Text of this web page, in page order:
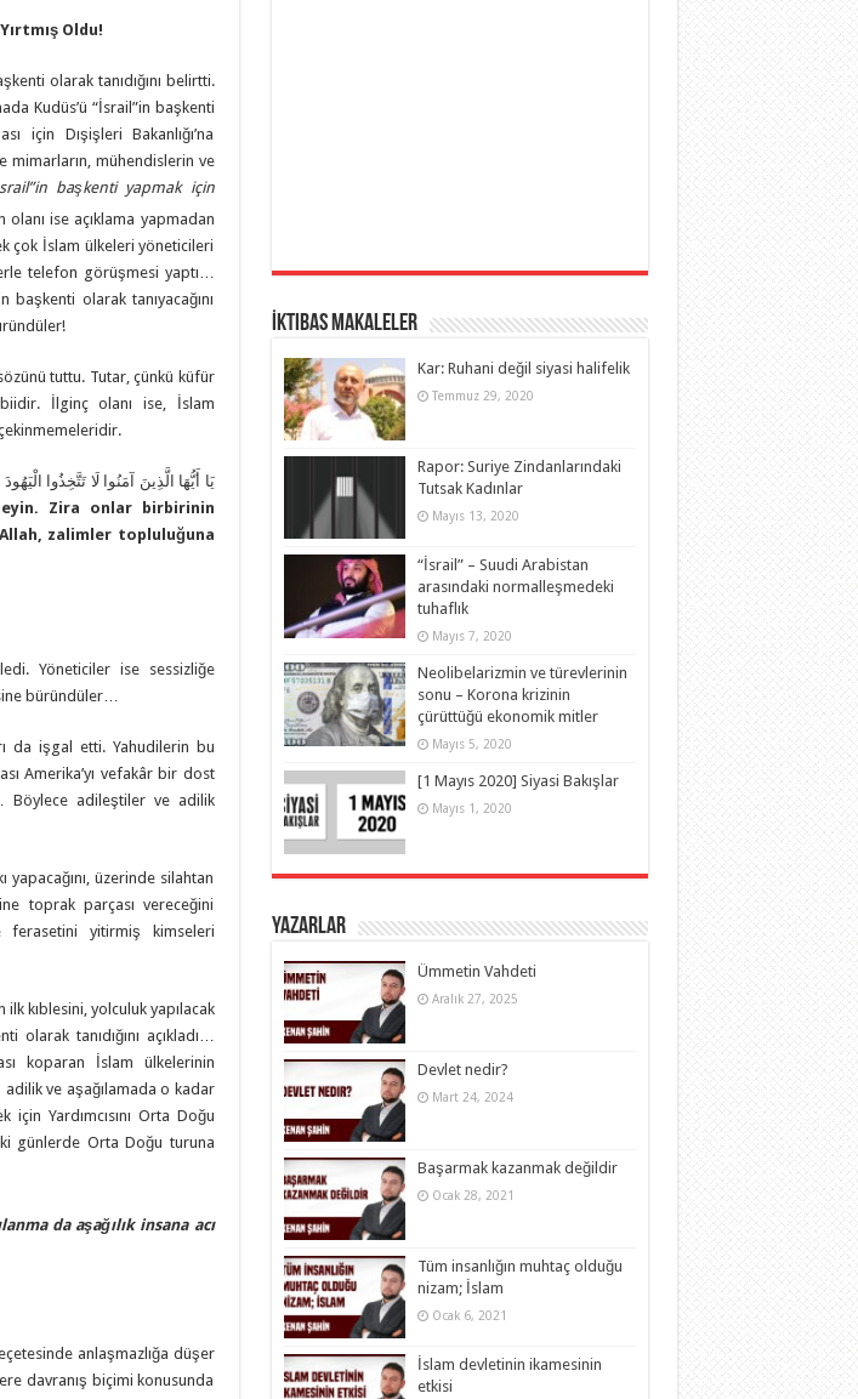
Oldu!
olarak tanıdığını belirtti.
Kudüs’ü “İsrail”in başkenti
için Dışişleri Bakanlığı’na
mimarların, mühendislerin ve
”in başkenti yapmak için
olanı ise açıklama yapmadan
çok İslam ülkeleri yöneticileri
telefon görüşmesi yaptı…
olarak tanıyacağını
tuttu. Tutar, çünkü küfür
İlginç olanı ise, İslam
يَا أَيُّهَا الَّذِينَ آمَنُوا لَا تَتَّخِذُوا
Zira onlar birbirinin
zalimler topluluğuna
Yöneticiler ise sessizliğe
büründüler…
da işgal etti. Yahudilerin bu
Amerika’yı vefakâr bir dost
Böylece adileştiler ve adilik
yapacağını, üzerinde silahtan
toprak parçası vereceğini
ferasetini yitirmiş kimseleri
ilk kıblesini, yolculuk yapılacak
tanıdığını açıkladı…
koparan İslam ülkelerinin
ve aşağılamada o kadar
için Yardımcısını Orta Doğu
günlerde Orta Doğu turuna
da aşağılık insana acı
anlaşmazlığa düşer
davranış biçimi konusunda
İktibas Makaleler
Kar: Ruhani değil siyasi halifelik
Temmuz 29, 2020
Rapor: Suriye Zindanlarındaki
Tutsak Kadınlar
Mayıs 13, 2020
“İsrail” – Suudi Arabistan
arasındaki normalleşmedeki
tuhaflık
Mayıs 7, 2020
Neolibelarizmin ve türevlerinin
sonu – Korona krizinin
çürüttüğü ekonomik mitler
Mayıs 5, 2020
[1 Mayıs 2020] Siyasi Bakışlar
Mayıs 1, 2020
Yazarlar
Ümmetin Vahdeti
Aralık 27, 2025
Devlet nedir?
Mart 24, 2024
Başarmak kazanmak değildir
Ocak 28, 2021
Tüm insanlığın muhtaç olduğu
nizam; İslam
Ocak 6, 2021
İslam devletinin ikamesinin
etkisi